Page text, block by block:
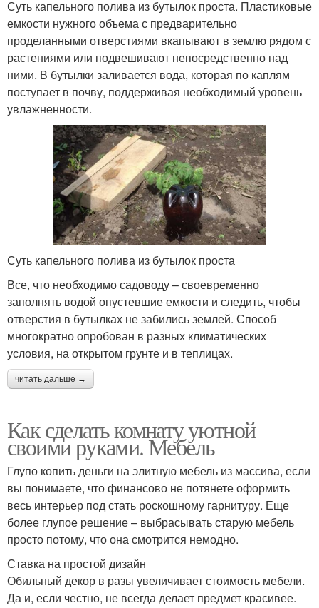
Суть капельного полива из бутылок проста. Пластиковые
емкости нужного объема с предварительно
проделанными отверстиями вкапывают в землю рядом с
растениями или подвешивают непосредственно над
ними. В бутылки заливается вода, которая по каплям
поступает в почву, поддерживая необходимый уровень
увлажненности.
Суть капельного полива из бутылок проста
Все, что необходимо садоводу – своевременно
заполнять водой опустевшие емкости и следить, чтобы
отверстия в бутылках не забились землей. Способ
многократно опробован в разных климатических
условия, на открытом грунте и в теплицах.
читать дальше →
Как сделать комнату уютной
своими руками. Мебель
Глупо копить деньги на элитную мебель из массива, если
вы понимаете, что финансово не потянете оформить
весь интерьер под стать роскошному гарнитуру. Еще
более глупое решение – выбрасывать старую мебель
просто потому, что она смотрится немодно.
Ставка на простой дизайн
Обильный декор в разы увеличивает стоимость мебели.
Да и, если честно, не всегда делает предмет красивее.